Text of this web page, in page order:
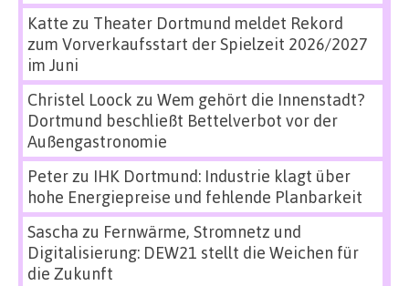
Katte zu Theater Dortmund meldet Rekord
zum Vorverkaufsstart der Spielzeit 2026/2027
im Juni
Christel Loock zu Wem gehört die Innenstadt?
Dortmund beschließt Bettelverbot vor der
Außengastronomie
Peterzu IHK Dortmund: Industrie klagt über
hohe Energiepreise und fehlende Planbarkeit
Sascha zu Fernwärme, Stromnetz und
Digitalisierung: DEW21 stellt die Weichen für
die Zukunft